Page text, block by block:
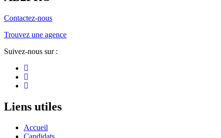
Contactez-nous
Trouvez une agence
Suivez-nous sur :
Liens utiles
Accueil
Candidats